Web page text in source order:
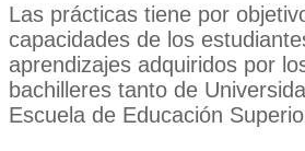
Las prácticas tiene por
capacidades de los
aprendizajes adquiridos por
bachilleres tanto de
Escuela de Educación